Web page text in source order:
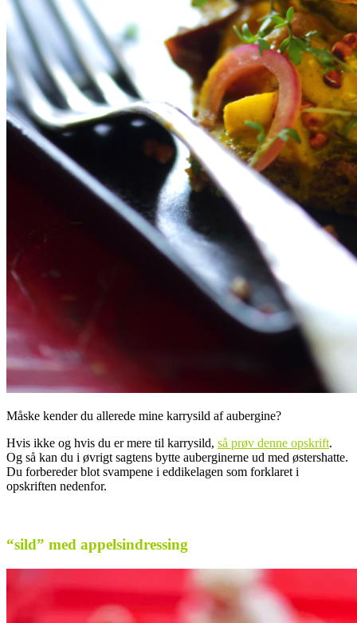
Måske kender du allerede mine karrysild af aubergine?
Hvis ikke og hvis du er mere til karrysild, så prøv denne opskrift.
Og så kan du i øvrigt sagtens bytte auberginerne ud med østershatte.
Du forbereder blot svampene i eddikelagen som forklaret i
opskriften nedenfor.
“sild” med appelsindressing